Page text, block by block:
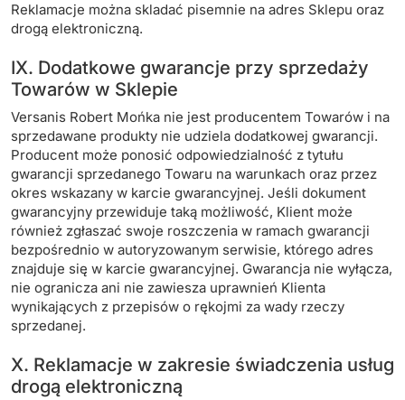
Reklamacje można skladać pisemnie na adres Sklepu oraz
drogą elektroniczną.
IX. Dodatkowe gwarancje przy sprzedaży
Towarów w Sklepie
Versanis Robert Mońka nie jest producentem Towarów i na
sprzedawane produkty nie udziela dodatkowej gwarancji.
Producent może ponosić odpowiedzialność z tytułu
gwarancji sprzedanego Towaru na warunkach oraz przez
okres wskazany w karcie gwarancyjnej. Jeśli dokument
gwarancyjny przewiduje taką możliwość, Klient może
również zgłaszać swoje roszczenia w ramach gwarancji
bezpośrednio w autoryzowanym serwisie, którego adres
znajduje się w karcie gwarancyjnej. Gwarancja nie wyłącza,
nie ogranicza ani nie zawiesza uprawnień Klienta
wynikających z przepisów o rękojmi za wady rzeczy
sprzedanej.
X. Reklamacje w zakresie świadczenia usług
drogą elektroniczną